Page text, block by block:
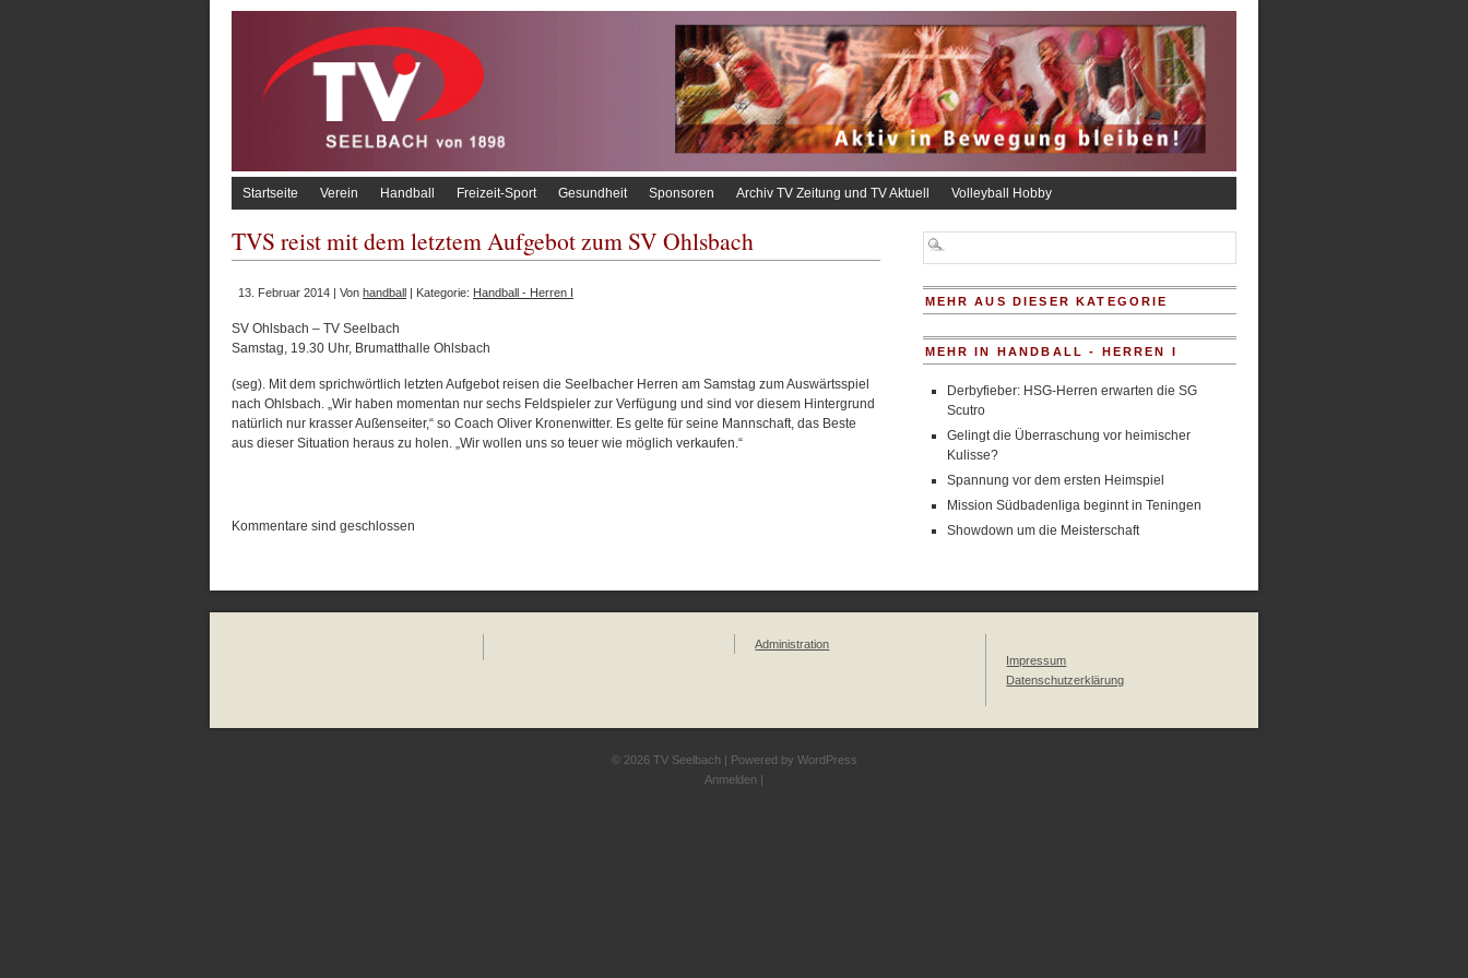
Startseite Verein Handball Freizeit-Sport Gesundheit Sponsoren Archiv TV Zeitung und TV Aktuell Volleyball Hobby
TVS reist mit dem letztem Aufgebot zum SV Ohlsbach
13. Februar 2014 | Von handball | Kategorie: Handball - Herren I
SV Ohlsbach – TV Seelbach
Samstag, 19.30 Uhr, Brumatthalle Ohlsbach
(seg). Mit dem sprichwörtlich letzten Aufgebot reisen die Seelbacher Herren am Samstag zum Auswärtsspiel
nach Ohlsbach. „Wir haben momentan nur sechs Feldspieler zur Verfügung und sind vor diesem Hintergrund
natürlich nur krasser Außenseiter,“ so Coach Oliver Kronenwitter. Es gelte für seine Mannschaft, das Beste
aus dieser Situation heraus zu holen. „Wir wollen uns so teuer wie möglich verkaufen.“
Kommentare sind geschlossen
MEHR AUS DIESER KATEGORIE
MEHR IN HANDBALL - HERREN I
Derbyfieber: HSG-Herren erwarten die SG
Scutro
Gelingt die Überraschung vor heimischer
Kulisse?
Spannung vor dem ersten Heimspiel
Mission Südbadenliga beginnt in Teningen
Showdown um die Meisterschaft
Administration
Impressum
Datenschutzerklärung
© 2026 TV Seelbach | Powered by WordPress
Anmelden |